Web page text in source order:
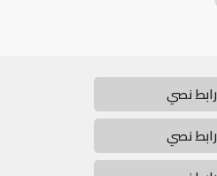
رابط نصي
رابط نصي